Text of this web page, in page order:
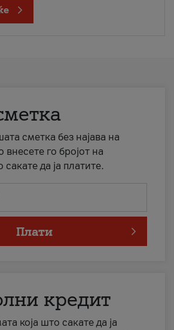
сметка без најава на
внесете го бројот на
да ја платите.
Плати
кредит
која што сакате да ја